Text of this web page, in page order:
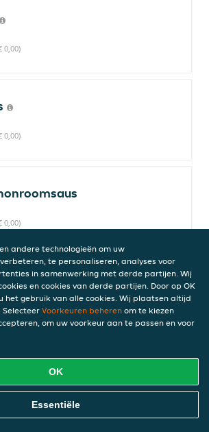
0,00)
0,00)
0,00)
0,00)
Online Eten Bestellen
andere technologieën om uw
te personaliseren, analyses voor
in samenwerking met derde partijen. Wij
en cookies van derde partijen. Door op OK
het gebruik van alle cookies. Wij plaatsen altijd
Selecteer Voorkeuren beheren om te kiezen
om uw voorkeur aan te passen en voor
OK
Essentiële